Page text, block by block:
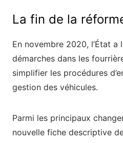
La fin de la
En novembre 2020, l’État a
démarches dans les
simplifier les procédures
gestion des véhicules.
Parmi les principaux
nouvelle fiche descriptive